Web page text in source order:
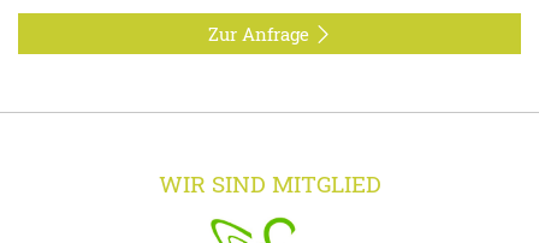
Zur Anfrage
WIR SIND MITGLIED